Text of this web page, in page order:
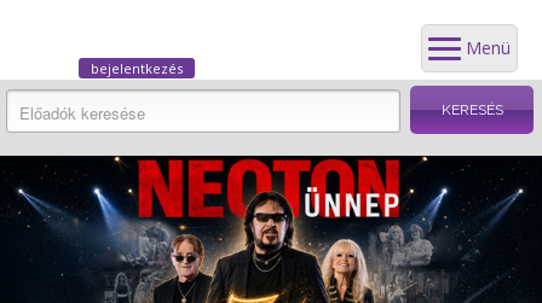
Menü
bejelentkezés